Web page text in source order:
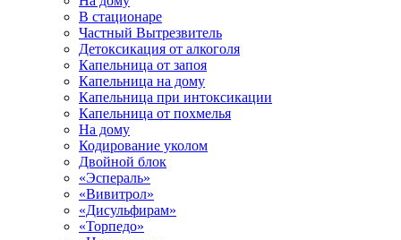
В стационаре
Частный Вытрезвитель
Детоксикация от алкоголя
Капельница от запоя
Капельница на дому
Капельница при интоксикации
Капельница от похмелья
На дому
Кодирование уколом
Двойной блок
«Эспераль»
«Вивитрол»
«Дисульфирам»
«Торпедо»